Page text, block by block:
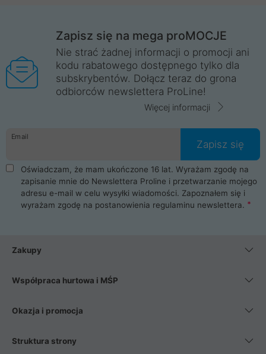
Zapisz się na mega proMOCJE
Nie strać żadnej informacji o promocji ani
kodu rabatowego dostępnego tylko dla
subskrybentów. Dołącz teraz do grona
odbiorców newslettera ProLine!
Więcej informacji
Email
Zapisz się
Oświadczam, że mam ukończone 16 lat. Wyrażam zgodę na
zapisanie mnie do Newslettera Proline i przetwarzanie mojego
adresu e-mail w celu wysyłki wiadomości. Zapoznałem się i
wyrażam zgodę na postanowienia regulaminu newslettera.
Zakupy
Współpraca hurtowa i MŚP
Okazja i promocja
Struktura strony